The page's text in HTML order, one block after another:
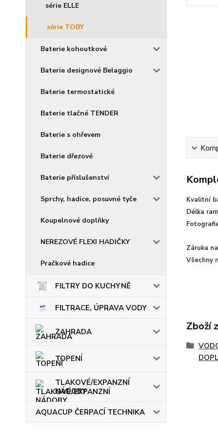
série ELLE
série TOBY
Baterie kohoutkové
Baterie designové Belaggio
Baterie termostatické
Baterie tlačné TENDER
Baterie s ohřevem
Baterie dřezové
Baterie příslušenství
Sprchy, hadice, posuvné tyče
Koupelnové doplňky
NEREZOVÉ FLEXI HADIČKY
Pračkové hadice
FILTRY DO KUCHYNĚ
FILTRACE, ÚPRAVA VODY
ZAHRADA
TOPENÍ
TLAKOVÉ/EXPANZNÍ
NÁDOBY
AQUACUP ČERPACÍ TECHNIKA
Kvalitní
Délka
Záruka
Všechny
Zboží